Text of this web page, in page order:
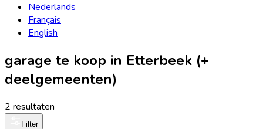
Nederlands
Français
English
garage te koop in Etterbeek (+
deelgemeenten)
2 resultaten
Filter